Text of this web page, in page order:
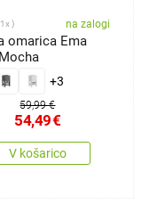
na zalogi
omarica Ema
+3
59,99 €
54,49€
V košarico